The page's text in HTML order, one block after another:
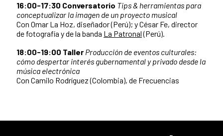
16:00-17:30 Conversatorio Tips & herramientas para
conceptualizar la imagen de un proyecto musical
Con Omar La Hoz, diseñador (Perú); y César Fe, director
de fotografía y de la banda La Patronal(Perú).
18:00-19:00 Taller Producción de eventos culturales:
cómo despertar interés gubernamental y privado desde la
música electrónica
Con Camilo Rodríguez (Colombia), de Frecuencias